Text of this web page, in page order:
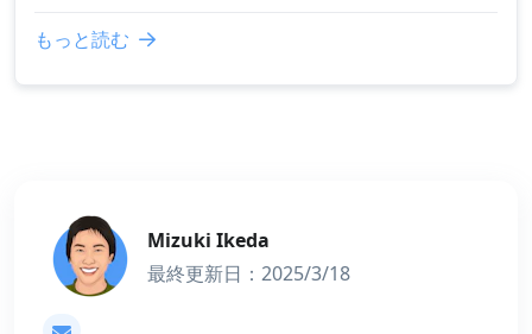
もっと読む
Mizuki Ikeda
最終更新日：2025/3/18